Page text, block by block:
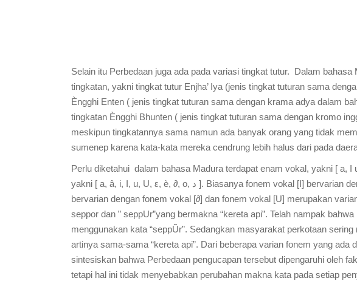
Selain itu Perbedaan juga ada pada variasi tingkat tutur. Dalam
tingkatan, yakni tingkat tutur Enjha’ Iya (jenis tingkat tuturan sama
Èngghi Enten ( jenis tingkat tuturan sama dengan krama adya dalam
tingkatan Èngghi Bhunten ( jenis tingkat tuturan sama dengan kromo
meskipun tingkatannya sama namun ada banyak orang yang tidak
sumenep karena kata-kata mereka cendrung lebih halus dari pada
Perlu diketahui dalam bahasa Madura terdapat enam vokal, yakni [ a, I
yakni [ a, â, i, I, u, U, ε, è, ∂, o, ﺩ ]. Biasanya fonem vokal [I] bervarian dengan fonem vokal [ i ], fonem vokal [ a ]
bervarian dengan fonem vokal [∂] dan fonem vokal [U] merupakan
seppor dan ” seppUr”yang bermakna “kereta api”. Telah nampak
menggunakan kata “seppŨr”. Sedangkan masyarakat perkotaan
artinya sama-sama “kereta api”. Dari beberapa varian fonem yang ada
sintesiskan bahwa Perbedaan pengucapan tersebut dipengaruhi oleh
tetapi hal ini tidak menyebabkan perubahan makna kata pada setiap